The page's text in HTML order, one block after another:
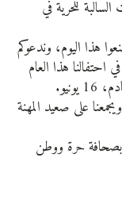
للحرية في
هذا اليوم، وندعوكم
احتفالنا هذا العام
على صعيد المهنة
حرة ووطن